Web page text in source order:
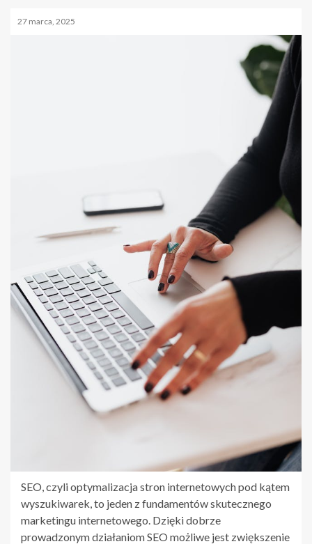
27 marca, 2025
SEO, czyli optymalizacja stron internetowych pod kątem
wyszukiwarek, to jeden z fundamentów skutecznego
marketingu internetowego. Dzięki dobrze
prowadzonym działaniom SEO możliwe jest zwiększenie